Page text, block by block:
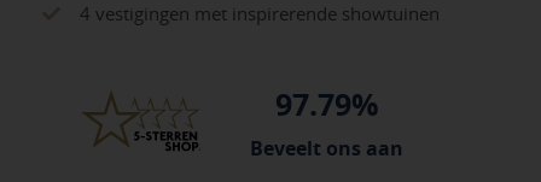
4 vestigingen met inspirerende showtuinen
97.79%
Beveelt ons aan